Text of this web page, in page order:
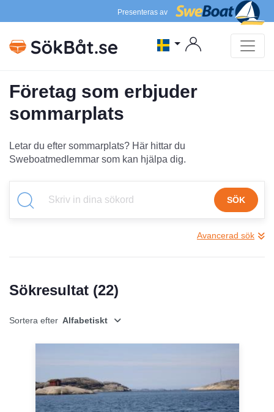
Presenteras av
Företag som erbjuder
sommarplats
Letar du efter sommarplats? Här hittar du
Sweboatmedlemmar som kan hjälpa dig.
SÖK
Avancerad sök
Sökresultat (22)
Sortera efter Alfabetiskt